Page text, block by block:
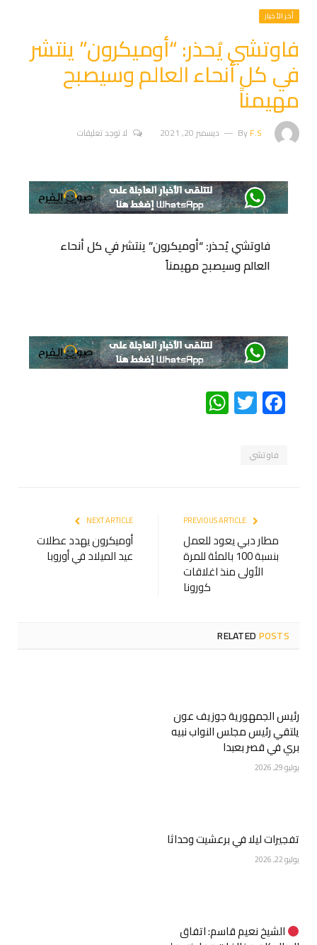
أخر الأخبار
فاوتشي يُحذر: “أوميكرون” ينتشر
في كل أنحاء العالم وسيصبح
مهيمناً
ByF.S ديسمبر 20, 2021 لا توجد تعليقات
فاوتشي يُحذر: “أوميكرون” ينتشر في كل أنحاء
العالم وسيصبح مهيمناً
Facebook
Twitter
WhatsApp
فاوتشي
مطار دبي يعود للعمل
بنسبة 100 بالمئة للمرة
الأولى منذ اغلاقات
كورونا
NEXT ARTICLE
أوميكرون يهدد عطلات
عيد الميلاد في أوروبا
RELATEDPOSTS
رئيس الجمهورية جوزيف عون
يلتقي رئيس مجلس النواب نبيه
بري في قصر بعبدا
يوليو 29, 2026
تفجيرات ليلا في برعشيت وحداثا
يوليو 22, 2026
الشيخ نعيم قاسم: اتفاق